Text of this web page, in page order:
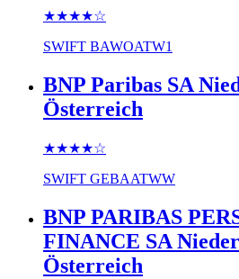
★★★★☆
SWIFT BAWOATW1
BNP Paribas SA
Österreich
★★★★☆
SWIFT GEBAATWW
BNP PARIBAS
FINANCE SA
Österreich